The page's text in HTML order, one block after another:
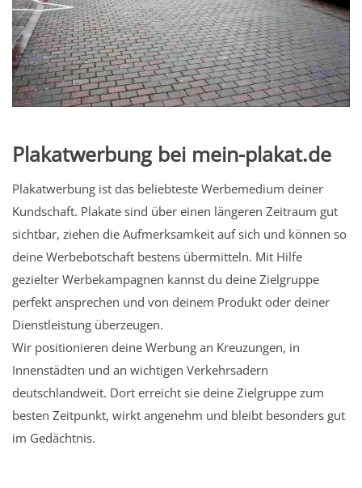
Plakatwerbung bei mein-plakat.de
Plakatwerbung ist das beliebteste Werbemedium deiner
Kundschaft. Plakate sind über einen längeren Zeitraum gut
sichtbar, ziehen die Aufmerksamkeit auf sich und können so
deine Werbebotschaft bestens übermitteln. Mit Hilfe
gezielter Werbekampagnen kannst du deine Zielgruppe
perfekt ansprechen und von deinem Produkt oder deiner
Dienstleistung überzeugen.
Wir positionieren deine Werbung an Kreuzungen, in
Innenstädten und an wichtigen Verkehrsadern
deutschlandweit. Dort erreicht sie deine Zielgruppe zum
besten Zeitpunkt, wirkt angenehm und bleibt besonders gut
im Gedächtnis.